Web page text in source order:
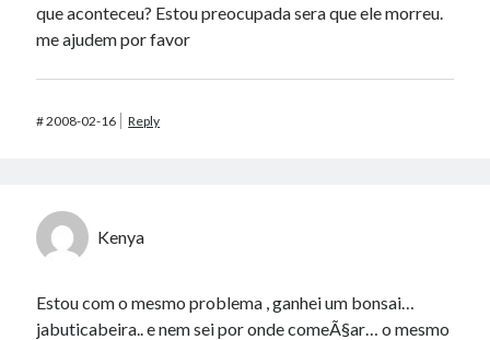
que aconteceu? Estou preocupada sera que ele morreu.
me ajudem por favor
#2008-02-16 Reply
Kenya
Estou com o mesmo problema , ganhei um bonsai…
jabuticabeira.. e nem sei por onde comeÃ§ar… o mesmo